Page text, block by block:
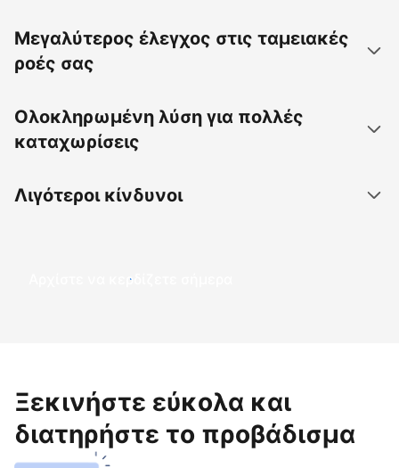
Μεγαλύτερος έλεγχος στις ταμειακές
ροές σας
Ολοκληρωμένη λύση για πολλές
καταχωρίσεις
Λιγότεροι κίνδυνοι
Αρχίστε να κερδίζετε σήμερα
Ξεκινήστε εύκολα και
διατηρήστε το προβάδισμα